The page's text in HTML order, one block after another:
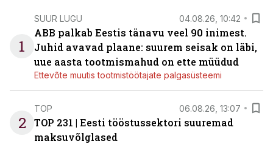
1
SUUR LUGU 04.08.26, 10:42
ABB palkab Eestis tänavu veel 90 inimest.
Juhid avavad plaane: suurem seisak on läbi,
uue aasta tootmismahud on ette müüdud
Ettevõte muutis tootmistöötajate palgasüsteemi
2
TOP 06.08.26, 13:07
TOP 231 | Eesti tööstussektori suuremad
maksuvõlglased